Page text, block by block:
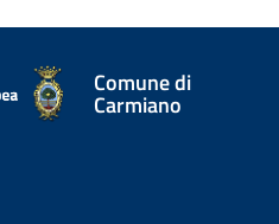
Comune di
Carmiano